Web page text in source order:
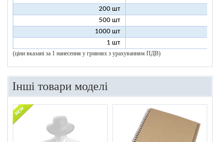
200 шт
500 шт
1000 шт
1 шт
(ціни вказані за 1 нанесення у гривнях з урахуванням ПДВ)
Інші товари моделі